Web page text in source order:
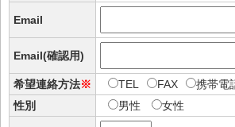
Email
Email(確認用)
希望連絡方法※ TEL FAX 携帯電
性別
男性 女性